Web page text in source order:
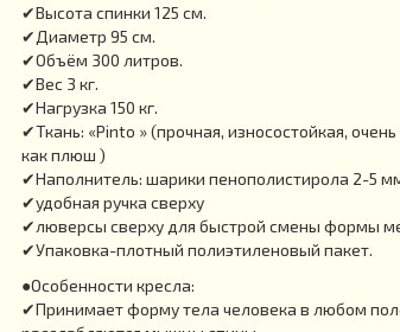
✔Высота спинки 125 см.
✔Диаметр 95 см.
✔Объём 300 литров.
✔Вес 3 кг.
✔Нагрузка 150 кг.
✔Ткань: «Pinto » (прочная, износостойкая,
как плюш )
✔Наполнитель: шарики пенополистирола 2-5
✔удобная ручка сверху
✔люверсы сверху для быстрой смены формы
✔Упаковка-плотный полиэтиленовый пакет.
●Особенности кресла:
✔Принимает форму тела человека в любом